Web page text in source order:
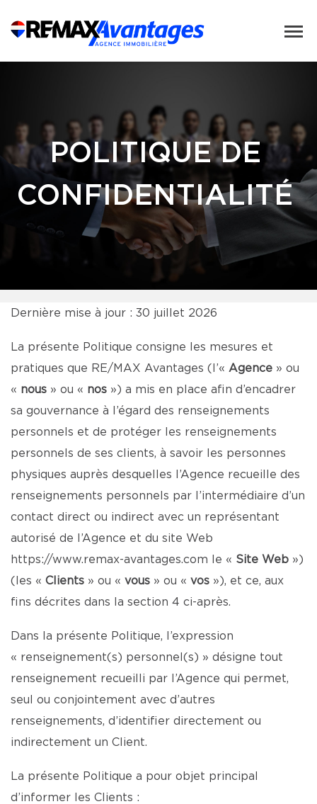
POLITIQUE DE
CONFIDENTIALITÉ
Dernière mise à jour : 30 juillet 2026
La présente Politique consigne les mesures et
pratiques que RE/MAX Avantages (l’« Agence » ou
« nous » ou « nos ») a mis en place afin d’encadrer
sa gouvernance à l’égard des renseignements
personnels et de protéger les renseignements
personnels de ses clients, à savoir les personnes
physiques auprès desquelles l’Agence recueille des
renseignements personnels par l’intermédiaire d’un
contact direct ou indirect avec un représentant
autorisé de l’Agence et du site Web
https://www.remax-avantages.com le « Site Web »)
(les « Clients » ou « vous » ou « vos »), et ce, aux
fins décrites dans la section 4 ci-après.
Dans la présente Politique, l’expression
« renseignement(s) personnel(s) » désigne tout
renseignement recueilli par l’Agence qui permet,
seul ou conjointement avec d’autres
renseignements, d’identifier directement ou
indirectement un Client.
La présente Politique a pour objet principal
d’informer les Clients :